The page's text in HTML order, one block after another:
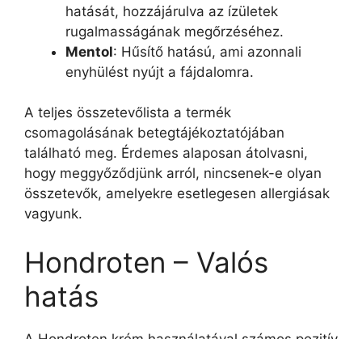
hatását, hozzájárulva az ízületek
rugalmasságának megőrzéséhez.
Mentol: Hűsítő hatású, ami azonnali
enyhülést nyújt a fájdalomra.
A teljes összetevőlista a termék
csomagolásának betegtájékoztatójában
található meg. Érdemes alaposan átolvasni,
hogy meggyőződjünk arról, nincsenek-e olyan
összetevők, amelyekre esetlegesen allergiásak
vagyunk.
Hondroten – Valós
hatás